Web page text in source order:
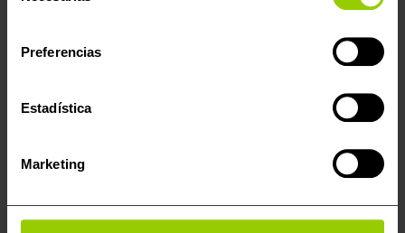
Preferencias
Estadística
Marketing
KESS3 – Alientech
incluido
PROTOCOLOS MASTER
KESS3 Master (Coche –
I.V.A no incluido -